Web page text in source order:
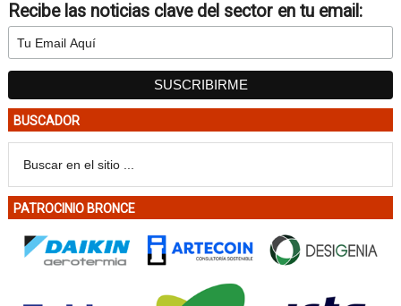
Recibe las noticias clave del sector en tu email:
BUSCADOR
PATROCINIO BRONCE